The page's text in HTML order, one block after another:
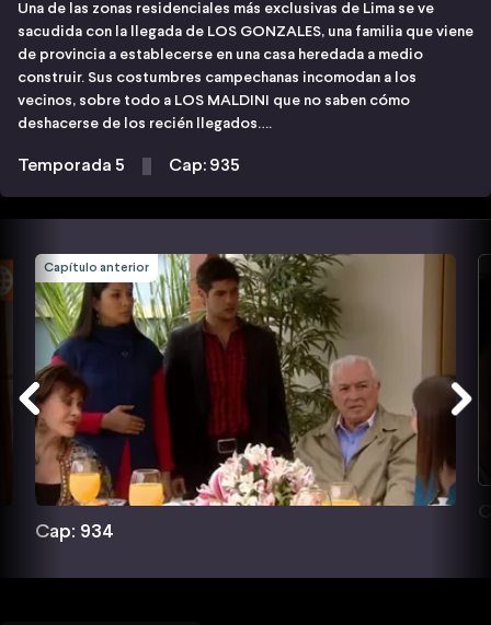
Una de las zonas residenciales más exclusivas de Lima se ve
sacudida con la llegada de LOS GONZALES, una familia que viene
de provincia a establecerse en una casa heredada a medio
construir. Sus costumbres campechanas incomodan a los
vecinos, sobre todo a LOS MALDINI que no saben cómo
deshacerse de los recién llegados….
Temporada 5 Cap: 935
Capítulo anterior
Cap: 934